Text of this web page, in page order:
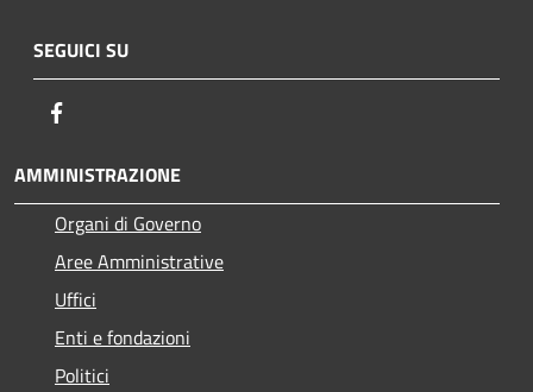
SEGUICI SU
AMMINISTRAZIONE
Organi di Governo
Aree Amministrative
Uffici
Enti e fondazioni
Politici